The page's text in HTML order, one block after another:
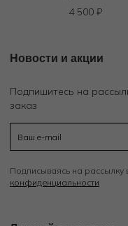
4 500 ₽
Новости и акции
Подпишитесь на
заказ
Подписываясь на рассылку
конфиденциальности